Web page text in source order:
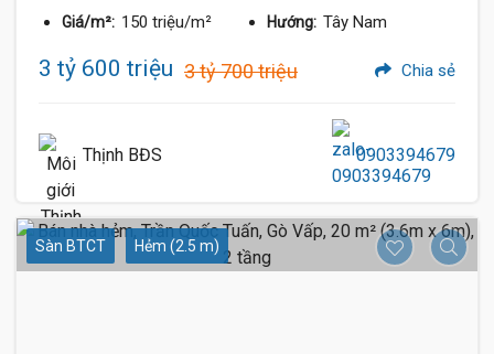
Giá/m²: 150 triệu/m² Hướng: Tây Nam
3 tỷ 600 triệu 3 tỷ 700 triệu Chia sẻ
Thịnh BĐS 0903394679
Sàn BTCT Hẻm (2.5 m)